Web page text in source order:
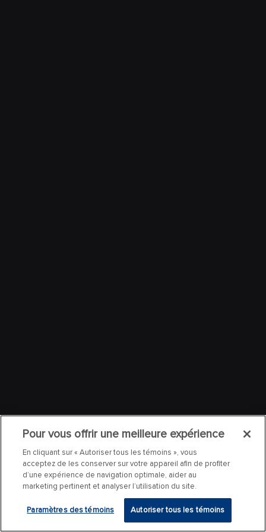
Pour vous offrir une meilleure expérience
En cliquant sur « Autoriser tous les témoins », vous
acceptez de les conserver sur votre appareil afin de profiter
d’une expérience de navigation optimale, aider au
marketing pertinent et analyser l’utilisation du site.
Paramètres des témoins Autoriser tous les témoins